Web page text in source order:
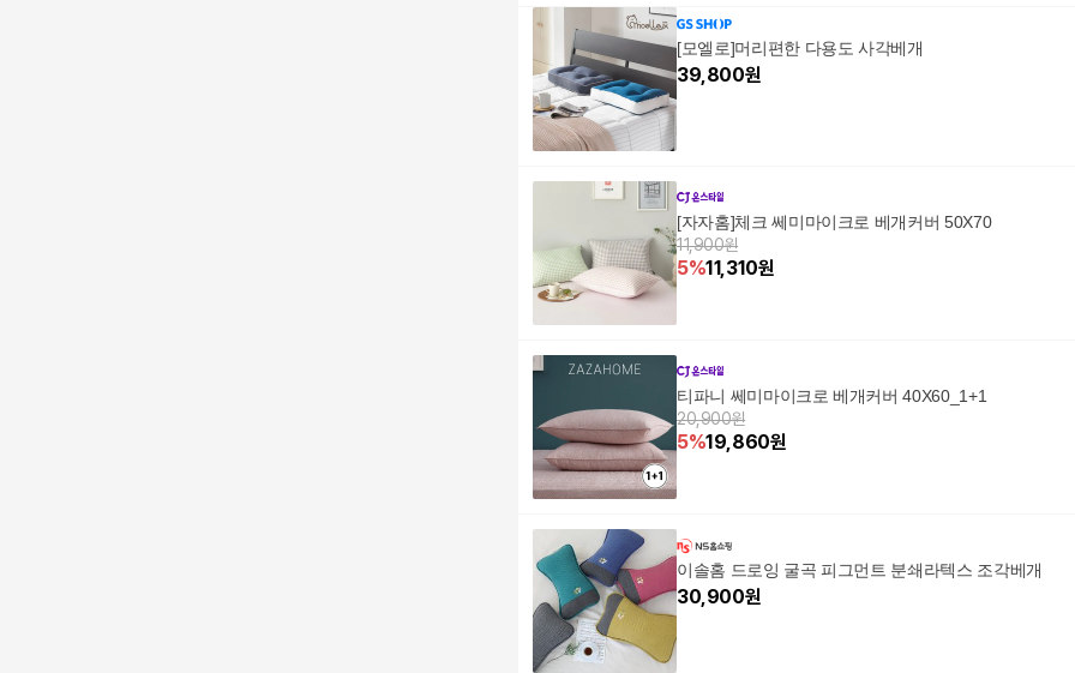
[모엘로]머리편한 다용도 사각베개
39,800원
[자자홈]체크 쎄미마이크로 베개커버 50X70
11,900원
5%11,310원
티파니 쎄미마이크로 베개커버 40X60_1+1
20,900원
5%19,860원
이솔홈 드로잉 굴곡 피그먼트 분쇄라텍스 조각베개
30,900원